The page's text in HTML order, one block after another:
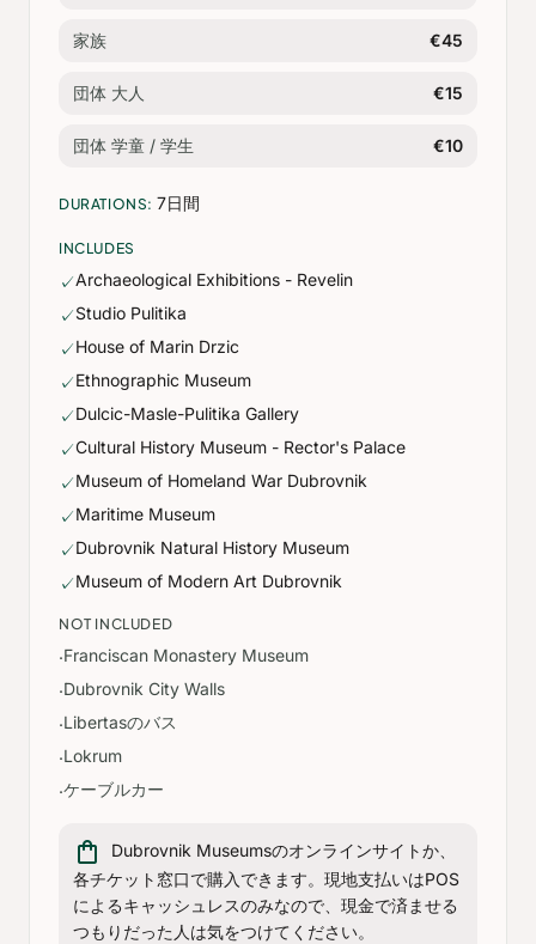
家族 €45
団体 大人 €15
団体 学童 / 学生 €10
DURATIONS: 7日間
INCLUDES
✓Archaeological Exhibitions - Revelin
✓Studio Pulitika
✓House of Marin Drzic
✓Ethnographic Museum
✓Dulcic-Masle-Pulitika Gallery
✓Cultural History Museum - Rector's Palace
✓Museum of Homeland War Dubrovnik
✓Maritime Museum
✓Dubrovnik Natural History Museum
✓Museum of Modern Art Dubrovnik
NOT INCLUDED
·Franciscan Monastery Museum
·Dubrovnik City Walls
·Libertasのバス
·Lokrum
·ケーブルカー
shopping_bag
Dubrovnik Museumsのオンラインサイトか、
各チケット窓口で購入できます。現地支払いはPOS
によるキャッシュレスのみなので、現金で済ませる
つもりだった人は気をつけてください。